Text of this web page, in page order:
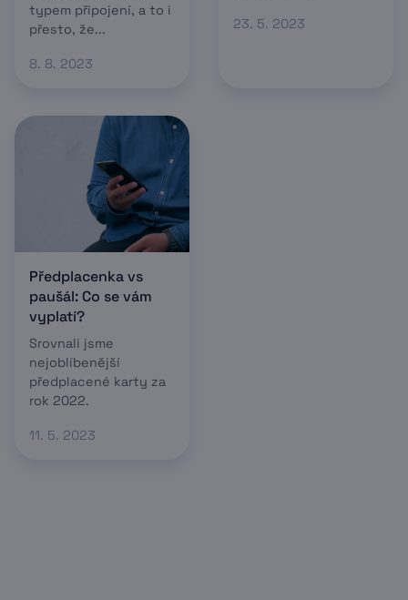
typem připojení, a to i
přesto, že...
8. 8. 2023
23. 5. 2023
Předplacenka vs
paušál: Co se vám
vyplatí?
Srovnali jsme
nejoblíbenější
předplacené karty za
rok 2022.
11. 5. 2023